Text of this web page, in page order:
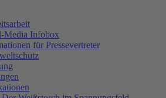
Media Infobox
für Pressevertreter